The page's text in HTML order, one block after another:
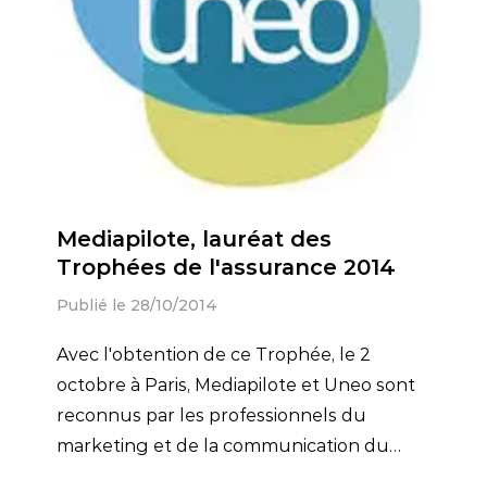
Mediapilote, lauréat des
Trophées de l'assurance 2014
Publié le 28/10/2014
Avec l'obtention de ce Trophée, le 2
octobre à Paris, Mediapilote et Uneo sont
reconnus par les professionnels du
marketing et de la communication du